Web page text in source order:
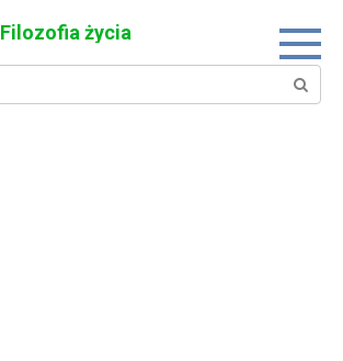
Filozofia życia